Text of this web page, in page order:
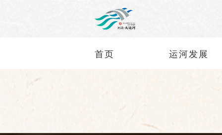
首页 运河发展